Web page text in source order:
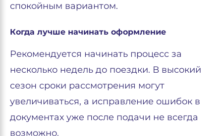
спокойным вариантом.
Когда лучше начинать оформление
Рекомендуется начинать процесс за
несколько недель до поездки. В высокий
сезон сроки рассмотрения могут
увеличиваться, а исправление ошибок в
документах уже после подачи не всегда
возможно.